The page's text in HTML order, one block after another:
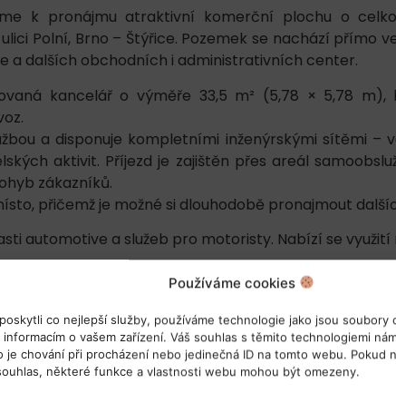
Používáme cookies
co nejlepší služby, používáme technologie jako jsou soubory
o vašem zařízení. Váš souhlas s těmito technologiemi
je chování při procházení nebo jedinečná ID na tomto webu. Pokud
některé funkce a vlastnosti webu mohou být omezeny.
k pronájmu atraktivní komerční plochu o
Polní, Brno – Štýřice. Pozemek se nachází přímo
a dalších obchodních i administrativních center.
kancelář o výměře 33,5 m² (5,78 × 5,78
a disponuje kompletními inženýrskými sítěmi –
aktivit. Příjezd je zajištěn přes areál
zákazníků.
přičemž je možné si dlouhodobě pronajmout
automotive a služeb pro motoristy. Nabízí se využití